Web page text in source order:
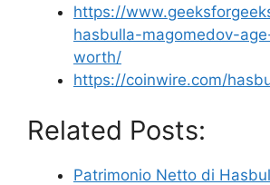
https://
hasbulla-magomedov-
worth/
https://coinwire.com/
Related Posts:
Patrimonio Netto di